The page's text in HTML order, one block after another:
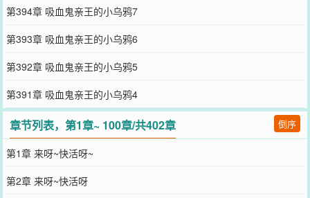
第394章 吸血鬼亲王的小乌鸦7
第393章 吸血鬼亲王的小乌鸦6
第392章 吸血鬼亲王的小乌鸦5
第391章 吸血鬼亲王的小乌鸦4
章节列表，第1章~ 100章/共402章 倒序
第1章 来呀~快活呀~
第2章 来呀~快活呀